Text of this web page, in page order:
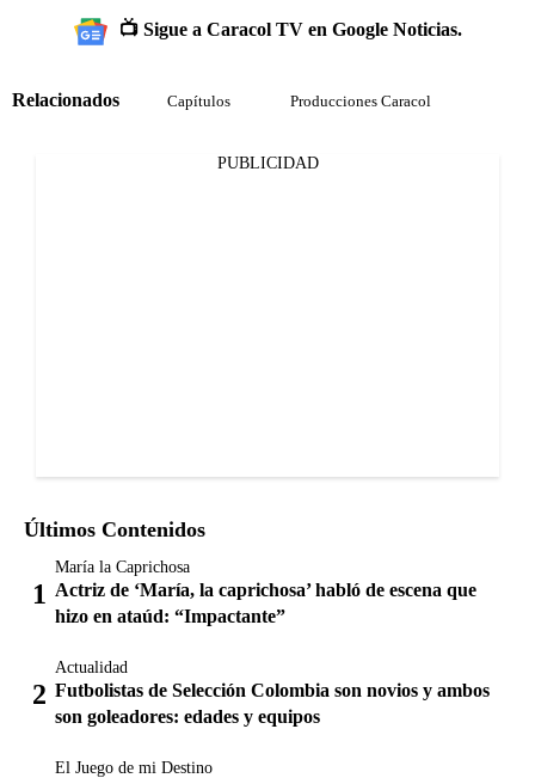
📺 Sigue a Caracol TV en Google Noticias.
Relacionados Capítulos Producciones Caracol
PUBLICIDAD
Últimos Contenidos
María la Caprichosa
Actriz de ‘María, la caprichosa’ habló de escena que
hizo en ataúd: “Impactante”
Actualidad
Futbolistas de Selección Colombia son novios y ambos
son goleadores: edades y equipos
El Juego de mi Destino